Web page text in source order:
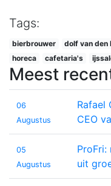
Tags:
bierbrouwer dolf van den
horeca
cafetaria's
Meest
06
Augustus
Rafael
CEO
05
Augustus
uit